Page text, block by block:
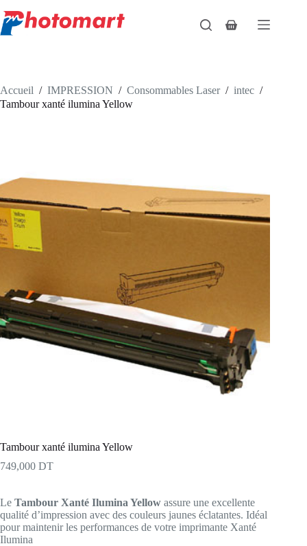
au
contenu
Panier
Accueil / IMPRESSION / Consommables Laser / intec /
Tambour xanté ilumina Yellow
Tambour xanté ilumina Yellow
749,000 DT
Le Tambour Xanté Ilumina Yellow assure une excellente
qualité d’impression avec des couleurs jaunes éclatantes. Idéal
pour maintenir les performances de votre imprimante Xanté
Ilumina